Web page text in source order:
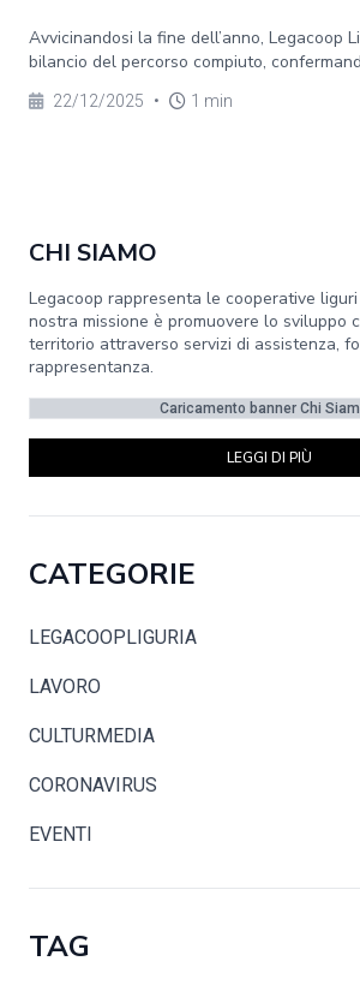
Avvicinandosi la fine dell’anno, Legacoop
bilancio del percorso compiuto,
22/12/2025 • 1 min
CHI SIAMO
Legacoop rappresenta le cooperative
nostra missione è promuovere lo sviluppo
territorio attraverso servizi di assistenza,
rappresentanza.
Caricamento banner Chi
LEGGI DI PIÙ
CATEGORIE
LEGACOOPLIGURIA
LAVORO
CULTURMEDIA
CORONAVIRUS
EVENTI
TAG